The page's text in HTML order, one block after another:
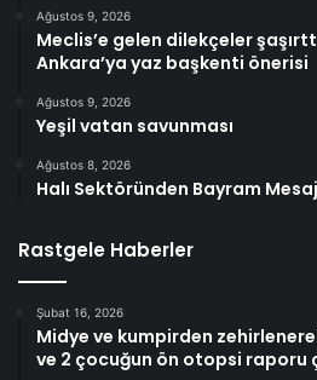
Ağustos 9, 2026
Meclis’e gelen dilekçeler
Ankara’ya yaz başkenti önerisi
Ağustos 9, 2026
Yeşil vatan savunması
Ağustos 8, 2026
Halı Sektöründen Bayram
Rastgele Haberler
Şubat 16, 2026
Midye ve kumpirden
ve 2 çocuğun ön otopsi raporu